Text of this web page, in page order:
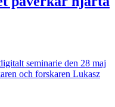
seminarie den 28 maj
och forskaren Lukasz